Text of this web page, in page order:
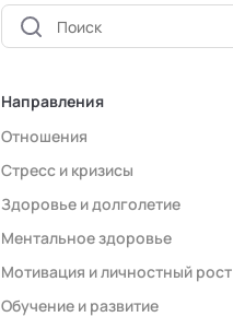
Направления
Отношения
Стресс и кризисы
Здоровье и долголетие
Ментальное здоровье
Мотивация и личностный рост
Обучение и развитие